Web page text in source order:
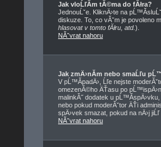
Jak vloĹľĂ­m tĂ©ma do fĂłra?
JednouĹˇe. KliknÄ›te na
diskuze. To, co vĂˇm je povoleno
hlasovat v tomto fĂłru, atd.).
NĂˇvrat nahoru
Jak zmÄ›nĂ­m nebo smaĹľu
V pĹ™Ă­padÄ›, Ĺľe nejste
omezenĂ©ho ÄŤasu po
malinkĂ˝ dodatek u
nebo pokud moderĂˇtor ÄŤi
spÄ›vek smazat, pokud na nÄ›j jiĹľ
NĂˇvrat nahoru